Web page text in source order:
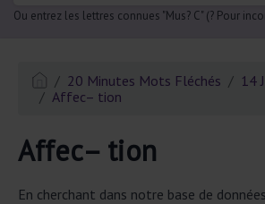
Ou entrez les lettres connues "Mus? C" (? Pour
20 Minutes Mots Fléchés
14
Affec– tion
Affec– tion
En cherchant dans notre base de